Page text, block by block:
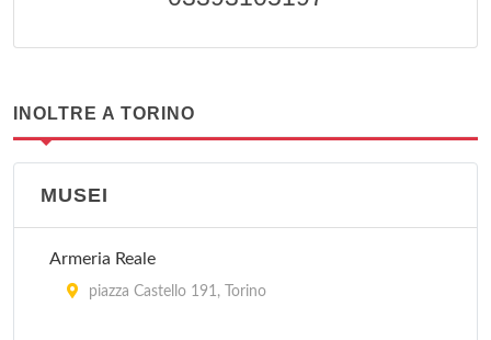
INOLTRE A TORINO
MUSEI
Armeria Reale
piazza Castello 191, Torino